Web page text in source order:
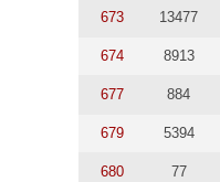
673 13477
674 8913
677 884
679 5394
680 77